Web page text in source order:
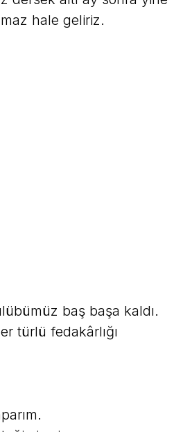
hale geliriz.
baş başa kaldı.
türlü fedakârlığı